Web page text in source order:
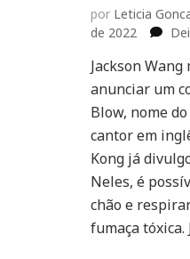
por Leticia
de 2022
Jackson
anunciar um
Blow, nome
cantor em
Kong já
Neles, é
chão e
fumaça tóxica.